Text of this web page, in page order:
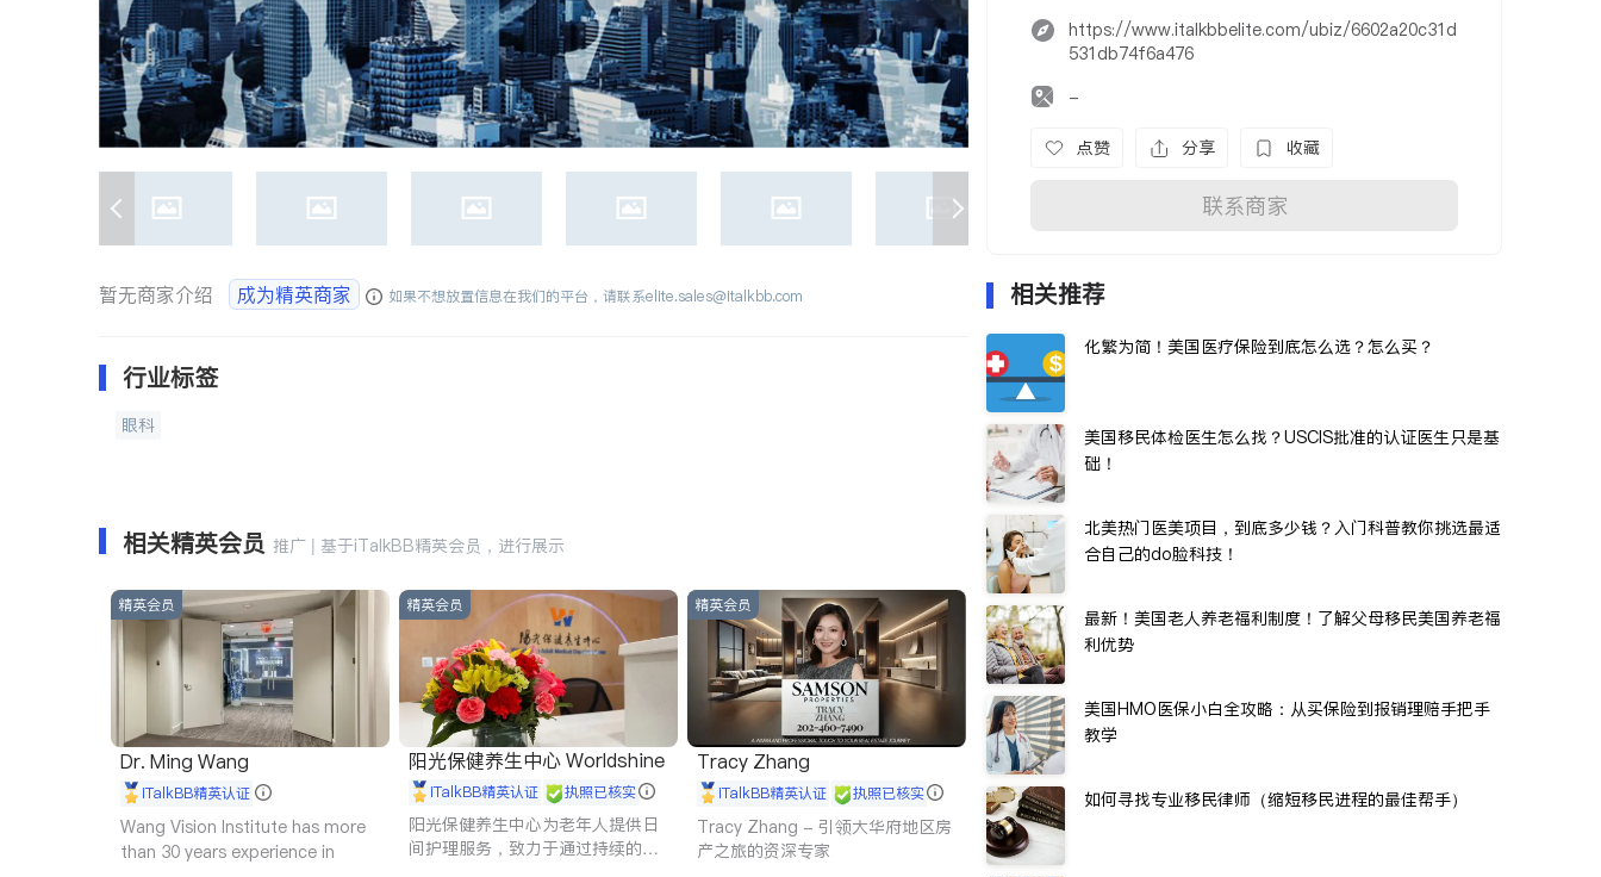
https://www.italkbbelite.com/ubiz/6602a20c31d
531db74f6a476
-
点赞 分享 收藏
联系商家
暂无商家介绍 成为精英商家 如果不想放置信息在我们的平台，请联系elite.sales@italkbb.com
行业标签
眼科
相关精英会员 推广 | 基于iTalkBB精英会员，进行展示
精英会员
Dr. Ming Wang
iTalkBB精英认证
Wang Vision Institute has more
than 30 years experience in
精英会员
阳光保健养生中心 Worldshine
iTalkBB精英认证 执照已核实
阳光保健养生中心为老年人提供日
间护理服务，致力于通过持续的护
精英会员
Tracy Zhang
iTalkBB精英认证 执照已核实
Tracy Zhang - 引领大华府地区房
产之旅的资深专家
相关推荐
化繁为简！美国医疗保险到底怎么选？怎么买？
美国移民体检医生怎么找？USCIS批准的认证医生只是基
础！
北美热门医美项目，到底多少钱？入门科普教你挑选最适
合自己的do脸科技！
最新！美国老人养老福利制度！了解父母移民美国养老福
利优势
美国HMO医保小白全攻略：从买保险到报销理赔手把手
教学
如何寻找专业移民律师（缩短移民进程的最佳帮手）